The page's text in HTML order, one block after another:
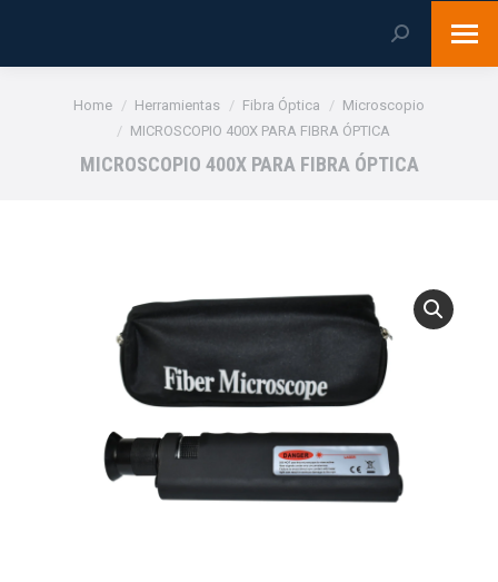
Search:
You are here:
Home Herramientas Fibra Óptica
Microscopio
MICROSCOPIO 400X PARA FIBRA ÓPTICA
MICROSCOPIO 400X PARA FIBRA ÓPTICA